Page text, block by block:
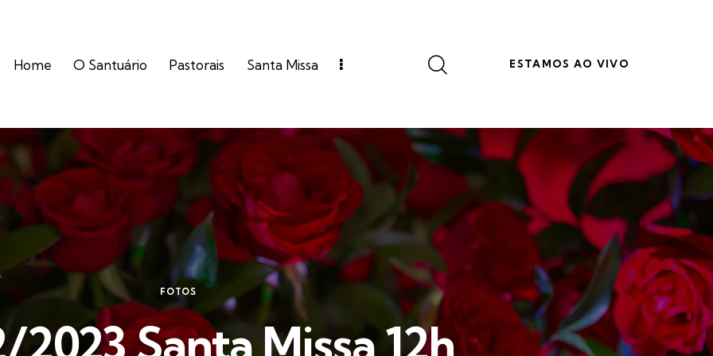
Home O Santuário Pastorais Santa Missa ESTAMOS AO VIVO
FOTOS
2023 Santa Missa 12h